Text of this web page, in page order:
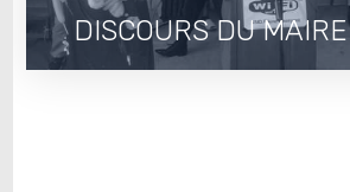
DISCOURS DU MAIRE